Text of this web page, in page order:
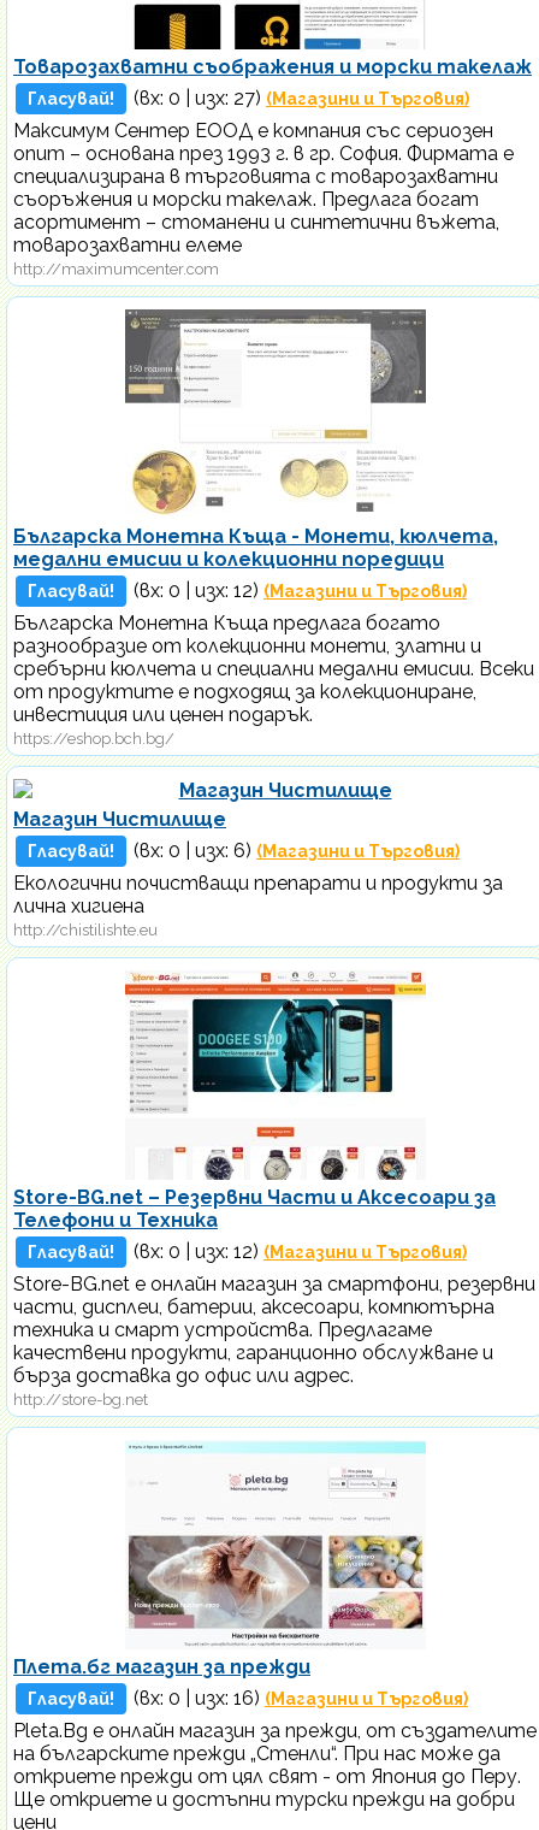
Товарозахватни съображения и морски такелаж
Гласувай! (вх: 0 | изх: 27) (Магазини и Търговия)
Максимум Сентер ЕООД е компания със сериозен
опит – основана през 1993 г. в гр. София. Фирмата е
специализирана в търговията с товарозахватни
съоръжения и морски такелаж. Предлага богат
асортимент – стоманени и синтетични въжета,
товарозахватни елеме
http://maximumcenter.com
Българска Монетна Къща - Монети, кюлчета,
медални емисии и колекционни поредици
Гласувай! (вх: 0 | изх: 12) (Магазини и Търговия)
Българска Монетна Къща предлага богато
разнообразие от колекционни монети, златни и
сребърни кюлчета и специални медални емисии. Всеки
от продуктите е подходящ за колекциониране,
инвестиция или ценен подарък.
https://eshop.bch.bg/
Магазин Чистилище
Гласувай! (вх: 0 | изх: 6) (Магазини и Търговия)
Екологични почистващи препарати и продукти за
лична хигиена
http://chistilishte.eu
Store-BG.net – Резервни Части и Аксесоари за
Телефони и Техника
Гласувай! (вх: 0 | изх: 12) (Магазини и Търговия)
Store-BG.net е онлайн магазин за смартфони, резервни
части, дисплеи, батерии, аксесоари, компютърна
техника и смарт устройства. Предлагаме
качествени продукти, гаранционно обслужване и
бърза доставка до офис или адрес.
http://store-bg.net
Плета.бг магазин за прежди
Гласувай! (вх: 0 | изх: 16) (Магазини и Търговия)
Pleta.Bg е онлайн магазин за прежди, от създателите
на българските прежди „Стенли“. При нас може да
откриете прежди от цял свят - от Япония до Перу.
Ще откриете и достъпни турски прежди на добри
цени